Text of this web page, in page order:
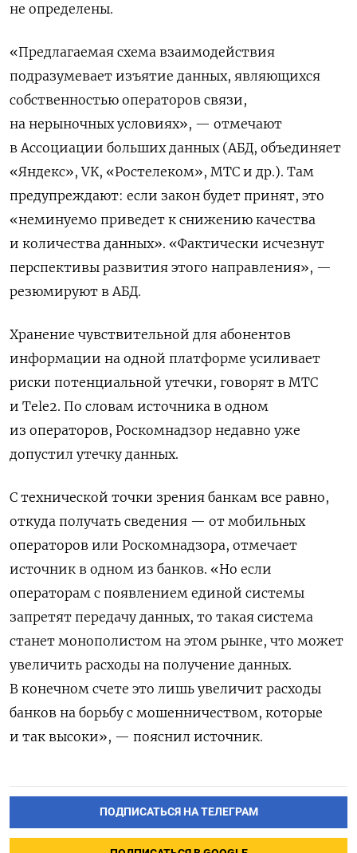
не определены.
«Предлагаемая схема взаимодействия
подразумевает изъятие данных, являющихся
собственностью операторов связи,
на нерыночных условиях», — отмечают
в Ассоциации больших данных (АБД, объединяет
«Яндекс», VK, «Ростелеком», МТС и др.). Там
предупреждают: если закон будет принят, это
«неминуемо приведет к снижению качества
и количества данных». «Фактически исчезнут
перспективы развития этого направления», —
резюмируют в АБД.
Хранение чувствительной для абонентов
информации на одной платформе усиливает
риски потенциальной утечки, говорят в МТС
и Tele2. По словам источника в одном
из операторов, Роскомнадзор недавно уже
допустил утечку данных.
С технической точки зрения банкам все равно,
откуда получать сведения — от мобильных
операторов или Роскомнадзора, отмечает
источник в одном из банков. «Но если
операторам с появлением единой системы
запретят передачу данных, то такая система
станет монополистом на этом рынке, что может
увеличить расходы на получение данных.
В конечном счете это лишь увеличит расходы
банков на борьбу с мошенничеством, которые
и так высоки», — пояснил источник.
ПОДПИСАТЬСЯ НА ТЕЛЕГРАМ